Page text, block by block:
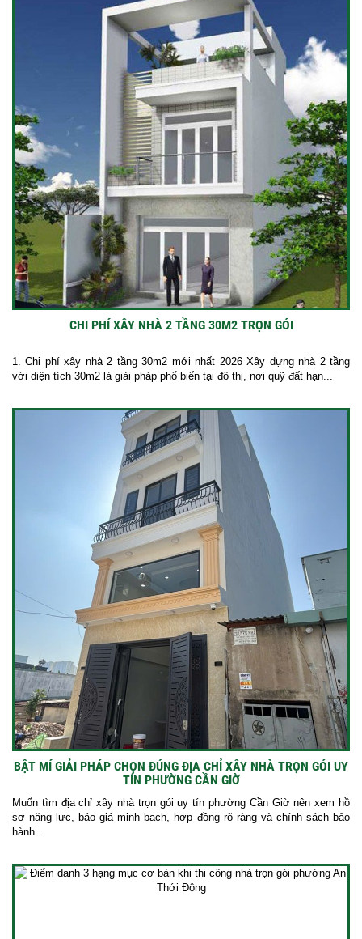
CHI PHÍ XÂY NHÀ 2 TẦNG 30M2 TRỌN GÓI
1. Chi phí xây nhà 2 tầng 30m2 mới nhất 2026 Xây dựng nhà 2 tầng
với diện tích 30m2 là giải pháp phổ biến tại đô thị, nơi quỹ đất hạn...
BẬT MÍ GIẢI PHÁP CHỌN ĐÚNG ĐỊA CHỈ XÂY NHÀ TRỌN GÓI UY
TÍN PHƯỜNG CẦN GIỜ
Muốn tìm địa chỉ xây nhà trọn gói uy tín phường Cần Giờ nên xem hồ
sơ năng lực, báo giá minh bạch, hợp đồng rõ ràng và chính sách bảo
hành...